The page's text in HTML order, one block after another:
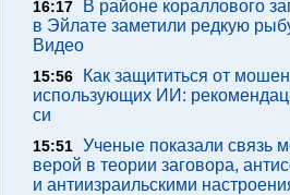
16:17
В районе кораллового
в Эйлате заметили редкую
Видео
15:56
Как защититься от
использующих ИИ:
си
15:51 Ученые показали связь
верой в теории заговора,
и антиизраильскими